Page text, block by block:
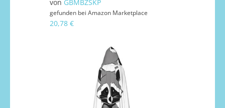
von GBMBZSKP
gefunden bei Amazon Marketplace
20,78 €